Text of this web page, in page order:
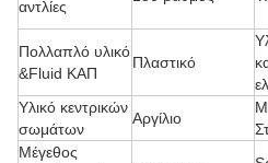
αντλίες
Πολλαπλό υλικό
&Fluid ΚΑΠ
Πλαστικό
Υλικό κεντρικών
σωμάτων
Αργίλιο
Μέγεθος